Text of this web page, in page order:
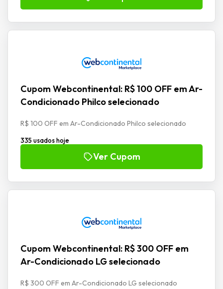
Cupom Webcontinental: R$ 100 OFF em Ar-
Condicionado Philco selecionado
R$ 100 OFF em Ar-Condicionado Philco selecionado
335 usados hoje
Ver Cupom
Cupom Webcontinental: R$ 300 OFF em
Ar-Condicionado LG selecionado
R$ 300 OFF em Ar-Condicionado LG selecionado